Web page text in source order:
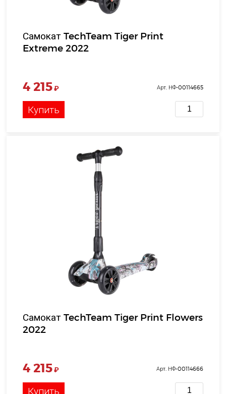
Самокат TechTeam Tiger Print
Extreme 2022
4 215₽ Арт. НФ-00114665
Купить
Самокат TechTeam Tiger Print Flowers
2022
4 215₽ Арт. НФ-00114666
Купить